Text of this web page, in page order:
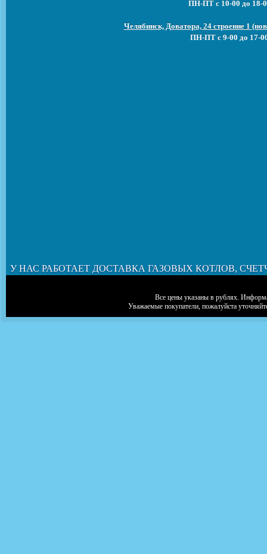
ПН-ПТ с 10-00 до 18-
Челябинск, Доватора, 24 строение 1
ПН-ПТ с 9-00 до 17-
У НАС РАБОТАЕТ ДОСТАВКА ГАЗОВЫХ КОТЛОВ,
Все цены указаны в рублях.
Уважаемые покупатели, пожалуйста